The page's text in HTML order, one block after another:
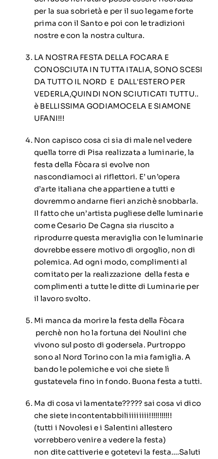
per la sua sobrietà e per il suo legame forte
prima con il Santo e poi con le tradizioni
nostre e con la nostra cultura.
LA NOSTRA FESTA DELLA FOCARA E
CONOSCIUTA IN TUTTA ITALIA, SONO SCESI
DA TUTTO IL NORD E DALL'ESTERO PER
VEDERLA,QUINDI NON SCIUTICATI TUTTU..
è BELLISSIMA GODIAMOCELA E SIAMONE
UFANI!!!
Non capisco cosa ci sia di male nel vedere
quella torre di Pisa realizzata a luminarie, la
festa della Fòcara si evolve non
nascondiamoci ai riflettori. E’ un’opera
d’arte italiana che appartiene a tutti e
dovremmo andarne fieri anzichè snobbarla.
Il fatto che un’artista pugliese delle luminarie
come Cesario De Cagna sia riuscito a
riprodurre questa meraviglia con le luminarie
dovrebbe essere motivo di orgoglio, non di
polemica. Ad ogni modo, complimenti al
comitato per la realizzazione della festa e
complimenti a tutte le ditte di Luminarie per
il lavoro svolto.
Mi manca da morire la festa della Fòcara
perchè non ho la fortuna dei Noulini che
vivono sul posto di godersela. Purtroppo
sono al Nord Torino con la mia famiglia. A
bando le polemiche e voi che siete lì
gustatevela fino in fondo. Buona festa a tutti.
Ma di cosa vi lamentate????? sai cosa vi dico
che siete incontentabbiliiiiiiiii!!!!!!!!!!!
(tutti i Novolesi e i Salentini allestero
vorrebbero venire a vedere la festa)
non dite cattiverie e gotetevi la festa….Saluti